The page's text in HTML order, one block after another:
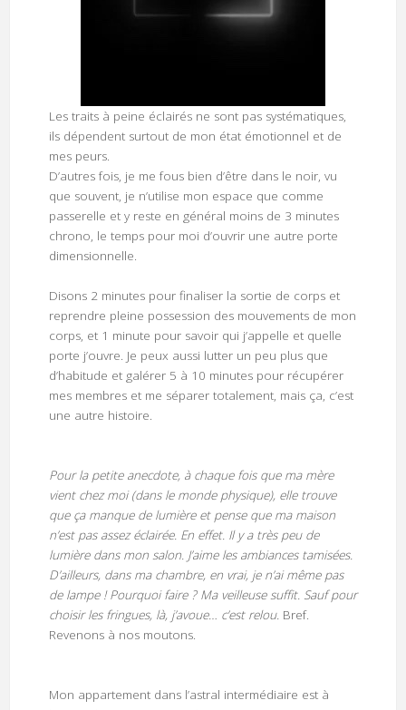
Les traits à peine éclairés ne sont pas systématiques,
ils dépendent surtout de mon état émotionnel et de
mes peurs.
D’autres fois, je me fous bien d’être dans le noir, vu
que souvent, je n’utilise mon espace que comme
passerelle et y reste en général moins de 3 minutes
chrono, le temps pour moi d’ouvrir une autre porte
dimensionnelle.
Disons 2 minutes pour finaliser la sortie de corps et
reprendre pleine possession des mouvements de mon
corps, et 1 minute pour savoir qui j’appelle et quelle
porte j’ouvre. Je peux aussi lutter un peu plus que
d’habitude et galérer 5 à 10 minutes pour récupérer
mes membres et me séparer totalement, mais ça, c’est
une autre histoire.
Pour la petite anecdote, à chaque fois que ma mère
vient chez moi (dans le monde physique), elle trouve
que ça manque de lumière et pense que ma maison
n’est pas assez éclairée. En effet. Il y a très peu de
lumière dans mon salon. J’aime les ambiances tamisées.
D’ailleurs, dans ma chambre, en vrai, je n’ai même pas
de lampe ! Pourquoi faire ? Ma veilleuse suffit. Sauf pour
choisir les fringues, là, j’avoue… c’est relou. Bref.
Revenons à nos moutons.
Mon appartement dans l’astral intermédiaire est à